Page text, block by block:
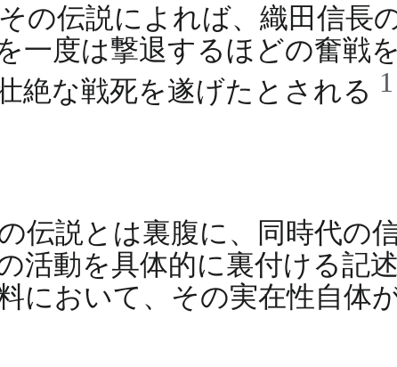
の伝説によれば、織田信長
一度は撃退するほどの奮戦
絶な戦死を遂げたとされる
伝説とは裏腹に、同時代の
活動を具体的に裏付ける記
において、その実在性自体